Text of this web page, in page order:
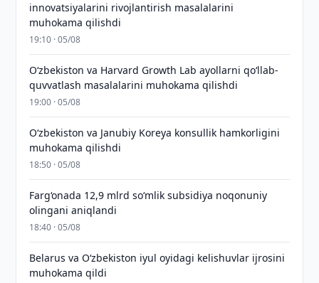
innovatsiyalarini rivojlantirish masalalarini
muhokama qilishdi
19:10 · 05/08
Oʻzbekiston va Harvard Growth Lab ayollarni qoʻllab-
quvvatlash masalalarini muhokama qilishdi
19:00 · 05/08
Oʻzbekiston va Janubiy Koreya konsullik hamkorligini
muhokama qilishdi
18:50 · 05/08
Farg‘onada 12,9 mlrd so‘mlik subsidiya noqonuniy
olingani aniqlandi
18:40 · 05/08
Belarus va O‘zbekiston iyul oyidagi kelishuvlar ijrosini
muhokama qildi